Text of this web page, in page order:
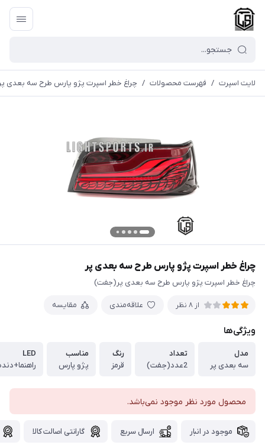
لایت اسپرت / فهرست محصولات / چراغ خطر اسپرت پژو پارس طرح سه بعدی
چراغ خطر اسپرت پژو پارس طرح سه بعدی پر
چراغ خطر اسپرت پژو پارس طرح سه بعدی پر(جفت)
از 8 نظر علاقه‌مندی مقایسه
ویژگی‌ها
مدل
سه بعدی پر
تعداد
2عدد(جفت)
رنگ
قرمز
مناسب
پژو پارس
LED
محصول مورد نظر موجود نمی‌باشد.
موجود در انبار ارسال سریع گارانتی اصالت کالا